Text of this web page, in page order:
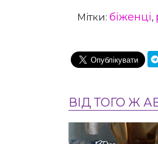
Мітки: біженці,
ВІД ТОГО Ж